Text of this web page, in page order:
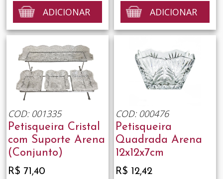
ADICIONAR ADICIONAR
COD: 001335
Petisqueira Cristal
com Suporte Arena
(Conjunto)
R$ 71,40
COD: 000476
Petisqueira
Quadrada Arena
12x12x7cm
R$ 12,42